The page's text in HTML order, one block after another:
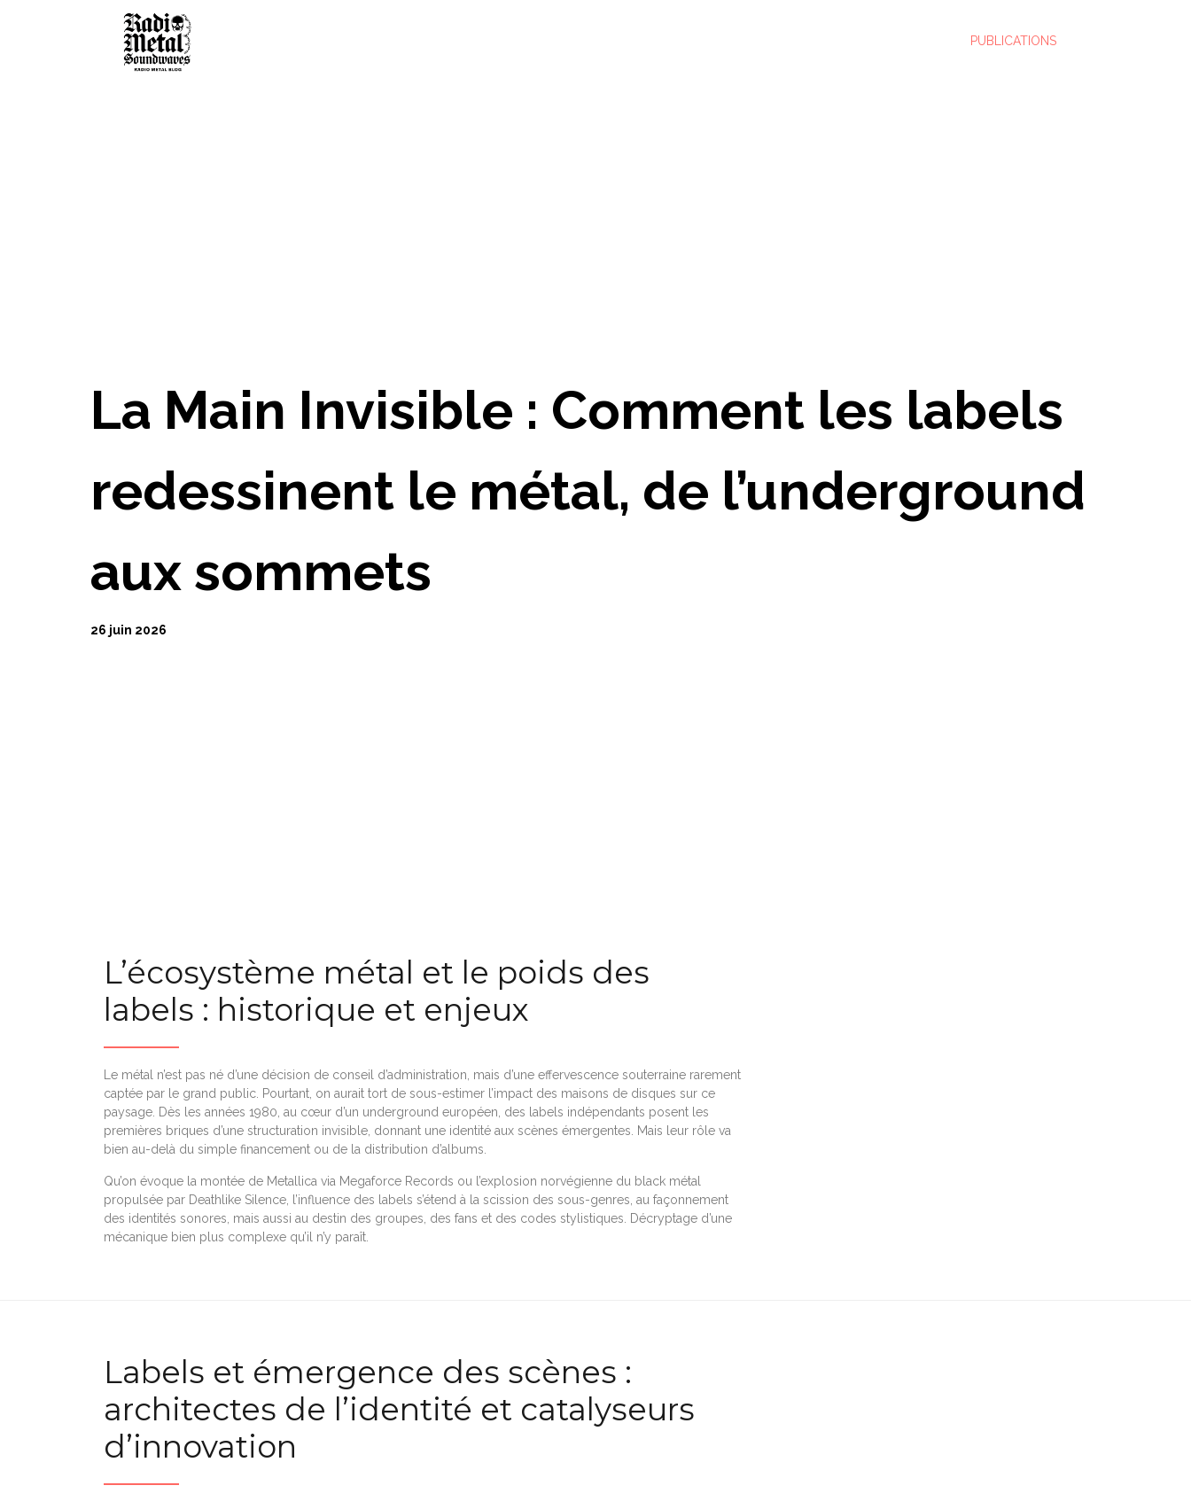
PUBLICATIONS
La Main Invisible : Comment les labels
redessinent le métal, de l’underground
aux sommets
26 juin 2026
L’écosystème métal et le poids des
labels : historique et enjeux
Le métal n’est pas né d’une décision de conseil d’administration, mais d’une effervescence souterraine rarement
captée par le grand public. Pourtant, on aurait tort de sous-estimer l’impact des maisons de disques sur ce
paysage. Dès les années 1980, au cœur d’un underground européen, des labels indépendants posent les
premières briques d’une structuration invisible, donnant une identité aux scènes émergentes. Mais leur rôle va
bien au-delà du simple financement ou de la distribution d’albums.
Qu’on évoque la montée de Metallica via Megaforce Records ou l’explosion norvégienne du black métal
propulsée par Deathlike Silence, l’influence des labels s’étend à la scission des sous-genres, au façonnement
des identités sonores, mais aussi au destin des groupes, des fans et des codes stylistiques. Décryptage d’une
mécanique bien plus complexe qu’il n’y paraît.
Labels et émergence des scènes :
architectes de l’identité et catalyseurs
d’innovation